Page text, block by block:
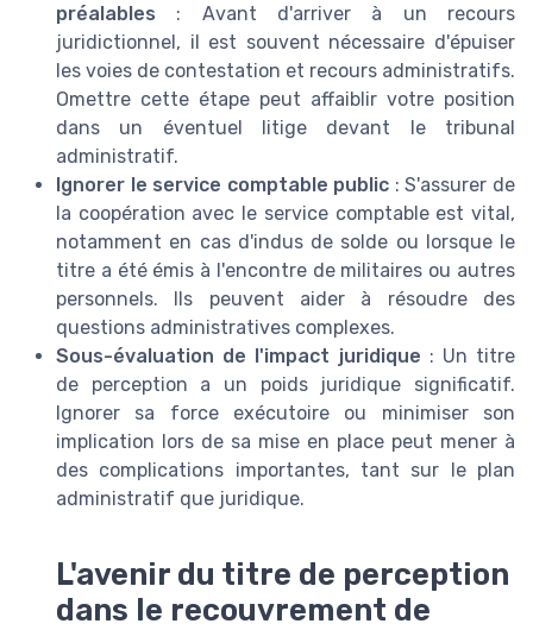
préalables : Avant d'arriver à un recours
juridictionnel, il est souvent nécessaire d'épuiser
les voies de contestation et recours administratifs.
Omettre cette étape peut affaiblir votre position
dans un éventuel litige devant le tribunal
administratif.
Ignorer le service comptable public : S'assurer de
la coopération avec le service comptable est vital,
notamment en cas d'indus de solde ou lorsque le
titre a été émis à l'encontre de militaires ou autres
personnels. Ils peuvent aider à résoudre des
questions administratives complexes.
Sous-évaluation de l'impact juridique : Un titre
de perception a un poids juridique significatif.
Ignorer sa force exécutoire ou minimiser son
implication lors de sa mise en place peut mener à
des complications importantes, tant sur le plan
administratif que juridique.
L'avenir du titre de perception
dans le recouvrement de